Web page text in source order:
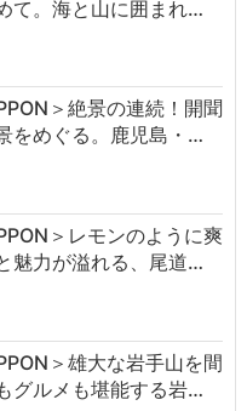
て。海と山に囲まれ…
＞絶景の連続！開聞
をめぐる。鹿児島・…
＞レモンのように爽
魅力が溢れる、尾道…
＞雄大な岩手山を間
グルメも堪能する岩…